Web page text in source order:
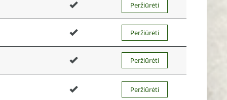
Peržiūrėti
Peržiūrėti
Peržiūrėti
Peržiūrėti